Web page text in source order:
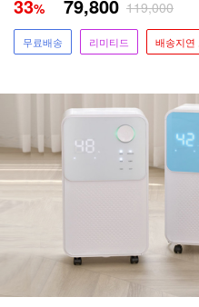
33% 79,800 119,000
무료배송 리미티드 배송지연